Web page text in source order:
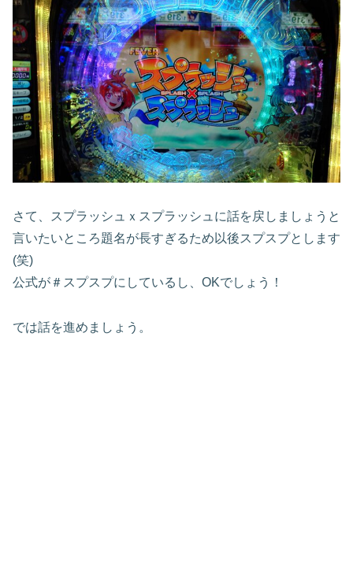
さて、スプラッシュｘスプラッシュに話を戻しましょうと
言いたいところ題名が長すぎるため以後スプスプとします
(笑)
公式が＃スプスプにしているし、 OKでしょう！
では話を進めましょう。